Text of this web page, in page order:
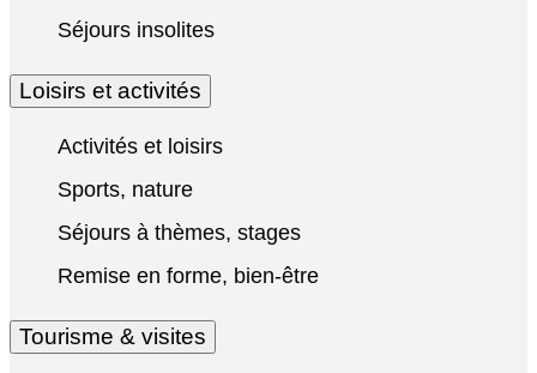
Séjours insolites
Loisirs et activités
Activités et loisirs
Sports, nature
Séjours à thèmes, stages
Remise en forme, bien-être
Tourisme & visites